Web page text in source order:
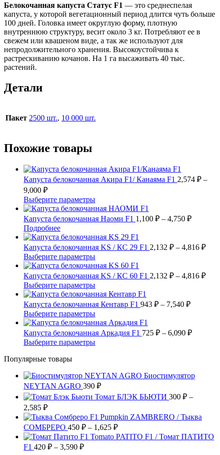
Белокочанная капуста Статус F1 — это среднеспелая
капуста, у которой вегетационный период длится чуть больше
100 дней. Головка имеет округлую форму, плотную
внутреннюю структуру, весит около 3 кг. Потребляют ее в
свежем или квашеном виде, а так же используют для
непродолжительного хранения. Высокоустойчива к
растрескиванию кочанов. На 1 га высаживать 40 тыс.
растений.
Детали
Пакет 2500 шт., 10 000 шт.
Похожие товары
Капуста белокочанная Акира F1/ Канаяма F1 2,574 ₽ –
9,000 ₽Диапазон
цен:
2,574 ₽
–
9,000 ₽
Выберите параметрыЭтот
товар
имеет
вариаций.
Опции
можно
выбрать
на
странице
товара.
Капуста белокочанная Наоми F1 1,100 ₽ – 4,750 ₽
–
ПодробнееЭтот
товар
имеет
несколько
вариаций.
Опции
можно
выбрать
на
странице
товара.
Капуста белокочанная KS / КС 29 F1 2,132 ₽ – 4,816 ₽
–
Выберите параметрыЭтот
товар
имеет
несколько
вариаций.
Опции
можно
выбрать
на
странице
товара.
Капуста белокочанная KS / КС 60 F1 2,132 ₽ – 4,816 ₽
Выберите параметрыЭтот
товар
имеет
несколько
вариаций.
Опции
можно
выбрать
товара.
Капуста белокочанная Кентавр F1 943 ₽ – 7,540 ₽
–
Выберите параметрыЭтот
товар
имеет
несколько
вариаций.
выбрать
на
странице
товара.
Капуста белокочанная Аркадия F1 725 ₽ – 6,090 ₽
Выберите параметрыЭтот
вариаций.
Опции
можно
на
странице
товара.
Популярные товары
Биостимулятор
NEYTAN AGRO 390 ₽
Томат БЛЭК БЬЮТИ 300 ₽ –
2,585 ₽Диапазон
цен:
300 ₽
–
2,585 ₽
Pumpkin ZAMBRERO / Тыква
СОМБРЕРО 450 ₽ – 1,625 ₽Диапазон
цен:
Tomato PATITO F1 / Томат ПАТИТО
F1 420 ₽ – 3,590 ₽Диапазон